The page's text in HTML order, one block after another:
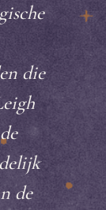
die
de